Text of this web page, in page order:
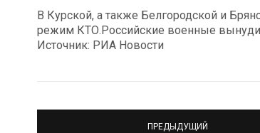
В Курской, а также Белгородской и
режим КТО.Российские военные
Источник: РИА Новости
ПРЕДЫДУЩИЙ